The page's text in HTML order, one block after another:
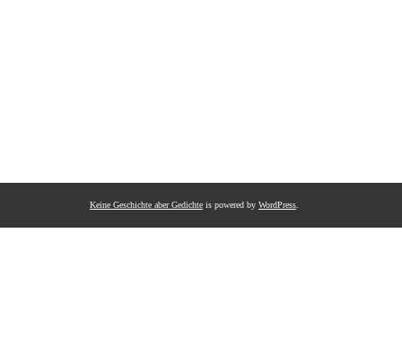
Keine Geschichte aber Gedichte is powered by WordPress